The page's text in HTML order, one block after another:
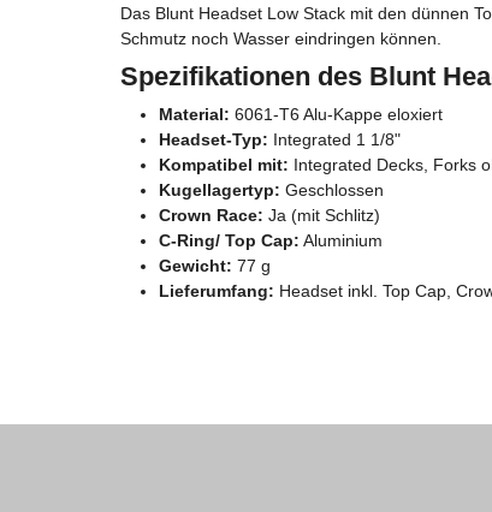
Das Blunt Headset Low Stack mit den dünnen
Schmutz noch Wasser eindringen können.
Spezifikationen des Blunt
Material: 6061-T6 Alu-Kappe eloxiert
Headset-Typ: Integrated 1 1/8"
Kompatibel mit: Integrated Decks, Forks
Kugellagertyp: Geschlossen
Crown Race: Ja (mit Schlitz)
C-Ring/ Top Cap: Aluminium
Gewicht: 77 g
Lieferumfang: Headset inkl. Top Cap,